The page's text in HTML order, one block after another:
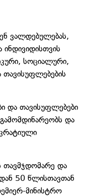
ვალდებულებას,
სოციალური,
და თავისუფლებები
და
და
50 წლისთავთან
მინისტრო